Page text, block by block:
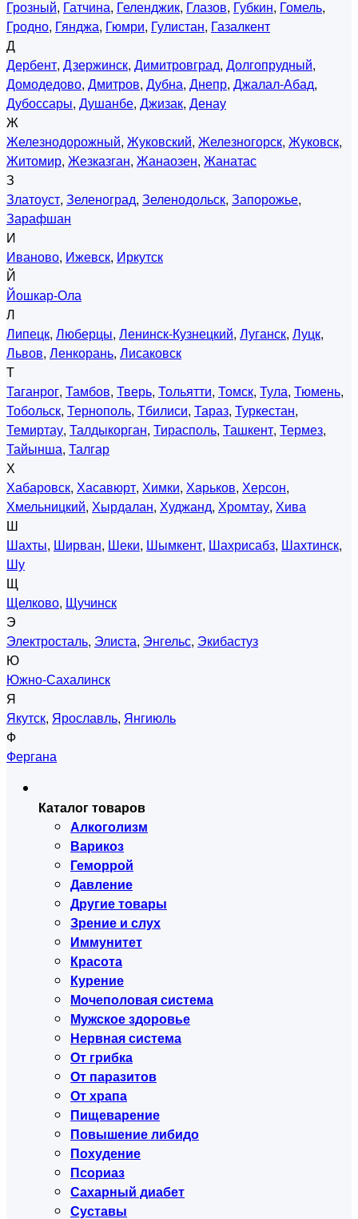
Грозный, Гатчина, Геленджик, Глазов, Губкин, Гомель,
Гродно, Гянджа, Гюмри, Гулистан, Газалкент
Д
Дербент, Дзержинск, Димитровград, Долгопрудный,
Домодедово, Дмитров, Дубна, Днепр, Джалал-Абад,
Дубоссары, Душанбе, Джизак, Денау
Ж
Железнодорожный, Жуковский, Железногорск, Жуковск,
Житомир, Жезказган, Жанаозен, Жанатас
З
Златоуст, Зеленоград, Зеленодольск, Запорожье,
Зарафшан
И
Иваново, Ижевск, Иркутск
Й
Йошкар-Ола
Л
Липецк, Люберцы, Ленинск-Кузнецкий, Луганск, Луцк,
Львов, Ленкорань, Лисаковск
Т
Таганрог, Тамбов, Тверь, Тольятти, Томск, Тула, Тюмень,
Тобольск, Тернополь, Тбилиси, Тараз, Туркестан,
Темиртау, Талдыкорган, Тирасполь, Ташкент, Термез,
Тайынша, Талгар
Х
Хабаровск, Хасавюрт, Химки, Харьков, Херсон,
Хмельницкий, Хырдалан, Худжанд, Хромтау, Хива
Ш
Шахты, Ширван, Шеки, Шымкент, Шахрисабз, Шахтинск,
Шу
Щ
Щелково, Щучинск
Э
Электросталь, Элиста, Энгельс, Экибастуз
Ю
Южно-Сахалинск
Я
Якутск, Ярославль, Янгиюль
Ф
Фергана
Каталог товаров
Алкоголизм
Варикоз
Геморрой
Давление
Другие товары
Зрение и слух
Иммунитет
Красота
Курение
Мочеполовая система
Мужское здоровье
Нервная система
От грибка
От паразитов
От храпа
Пищеварение
Повышение либидо
Похудение
Псориаз
Сахарный диабет
Суставы